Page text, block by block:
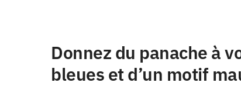
Donnez du panache à
bleues et d’un motif